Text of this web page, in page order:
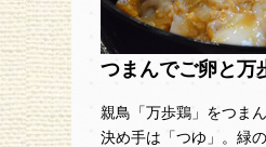
つまんでご卵と万
親鳥「万歩鶏」をつま
決め手は「つゆ」。緑